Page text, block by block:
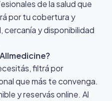
de la salud que
por tu cobertura y
cercanía y disponibilidad
filtrá por
que más te convenga.
y reservás online. Al